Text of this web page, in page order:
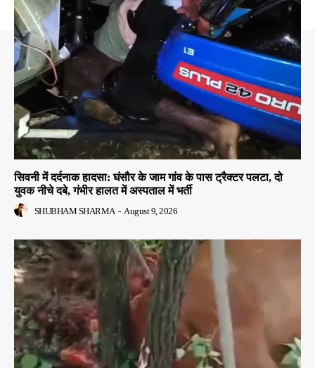
सिवनी में दर्दनाक हादसा: घंसौर के जाम गांव के पास ट्रैक्टर पलटा, दो
युवक नीचे दबे, गंभीर हालत में अस्पताल में भर्ती
SHUBHAM SHARMA - August 9, 2026